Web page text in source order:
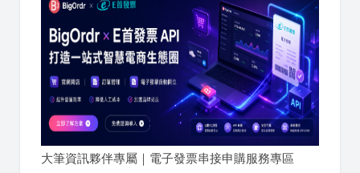
大筆資訊夥伴專屬｜電子發票串接申購服務專區